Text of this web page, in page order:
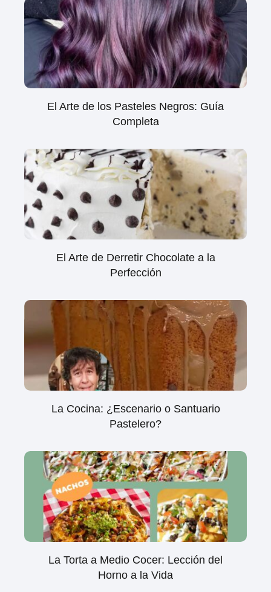
El Arte de los Pasteles Negros: Guía
Completa
El Arte de Derretir Chocolate a la
Perfección
La Cocina: ¿Escenario o Santuario
Pastelero?
La Torta a Medio Cocer: Lección del
Horno a la Vida